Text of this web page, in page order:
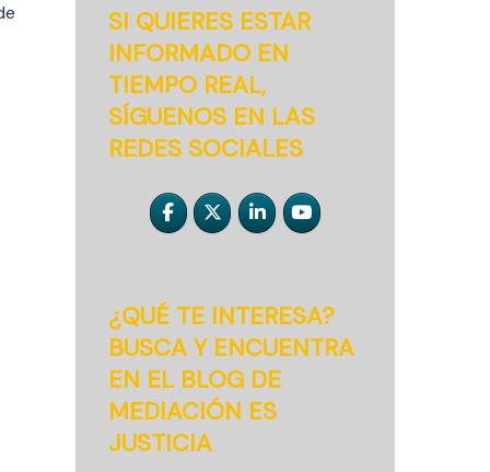
SI QUIERES ESTAR
INFORMADO EN
TIEMPO REAL,
SÍGUENOS EN LAS
REDES SOCIALES
¿QUÉ TE INTERESA?
BUSCA Y ENCUENTRA
EN EL BLOG DE
MEDIACIÓN ES
JUSTICIA